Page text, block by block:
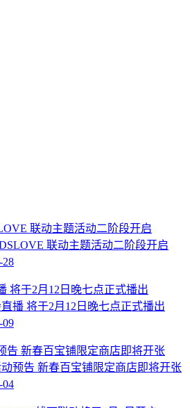
联动主题活动二阶段开启
播 将于2月12日晚七点正式播出
预告 新春百宝铺限定商店即将开张